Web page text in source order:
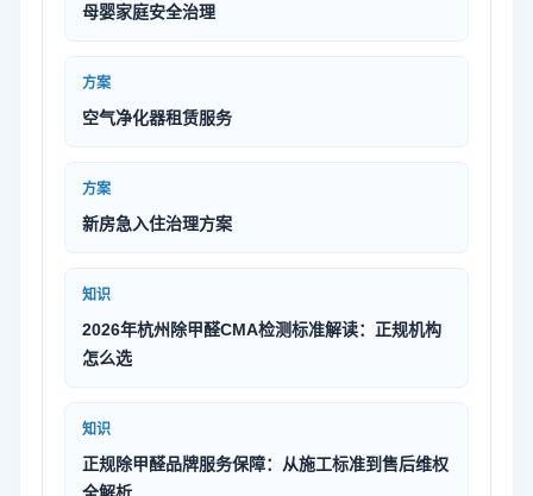
母婴家庭安全治理
方案
空气净化器租赁服务
方案
新房急入住治理方案
知识
2026年杭州除甲醛CMA检测标准解读：正规机构
怎么选
知识
正规除甲醛品牌服务保障：从施工标准到售后维权